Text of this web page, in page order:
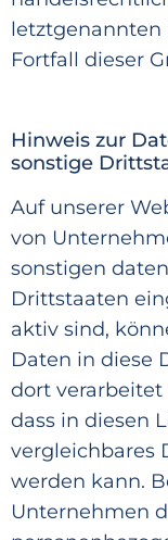
letztgenannten
Fortfall dieser
Hinweis zur
sonstige
Auf unserer
von
sonstigen
Drittstaaten
aktiv sind,
Daten in diese
dort verarbeitet
dass in diesen
vergleichbares
werden kann.
Unternehmen